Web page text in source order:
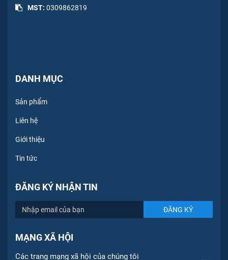
MST: 0309862819
DANH MỤC
Sản phẩm
Liên hệ
Giới thiệu
Tin tức
ĐĂNG KÝ NHẬN TIN
MẠNG XÃ HỘI
Các trang mạng xã hội của chúng tôi